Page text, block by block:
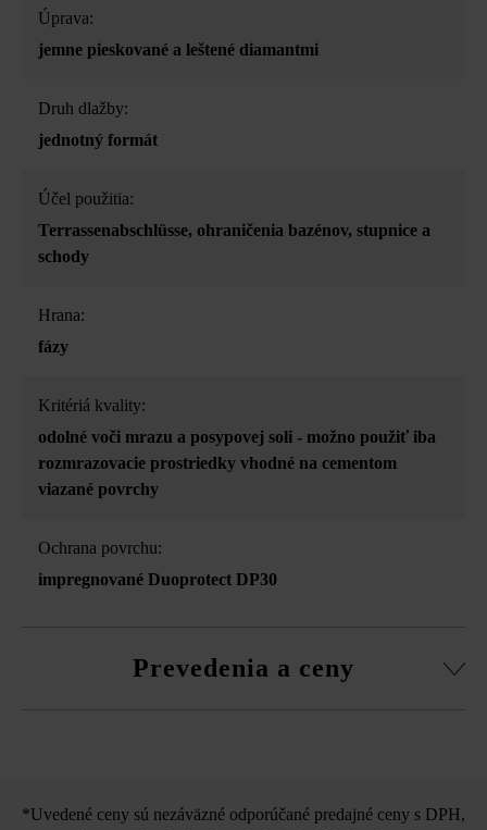
Úprava:
jemne pieskované a leštené diamantmi
Druh dlažby:
jednotný formát
Účel použitia:
Terrassenabschlüsse, ohraničenia bazénov, stupnice a
schody
Hrana:
fázy
Kritériá kvality:
odolné voči mrazu a posypovej soli - možno použiť iba
rozmrazovacie prostriedky vhodné na cementom
viazané povrchy
Ochrana povrchu:
impregnované Duoprotect DP30
Prevedenia a ceny
*Uvedené ceny sú nezáväzné odporúčané predajné ceny s DPH,